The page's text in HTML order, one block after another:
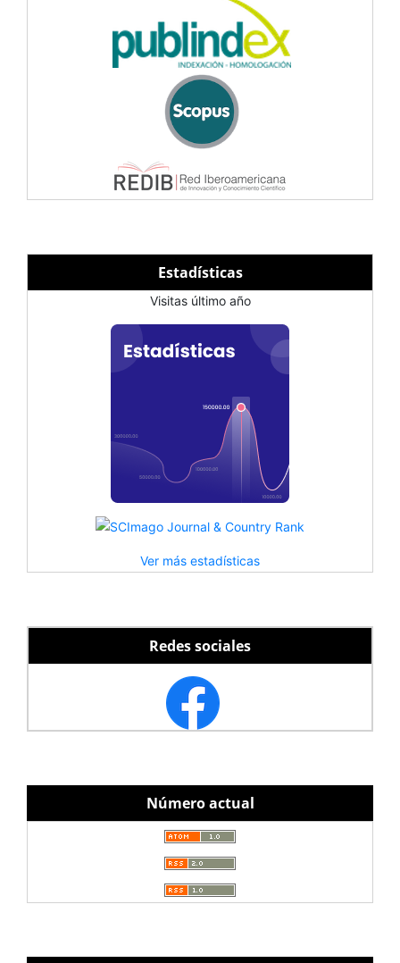
Estadísticas
Visitas último año
Ver más estadísticas
Redes sociales
Número actual